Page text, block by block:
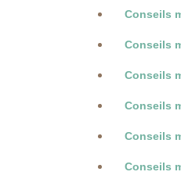
Conseils
Conseils
Conseils
Conseils
Conseils
Conseils